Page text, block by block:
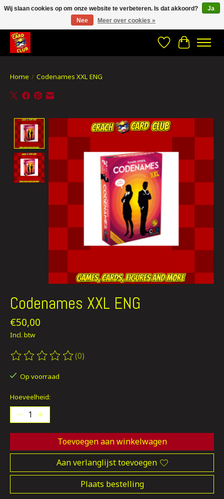
CRACH CARD CLUB , The best place to Geek out!
Verlanglijst
Home / Codenames XXL ENG
Product image slideshow Items
Codenames XXL ENG
€50,00
Incl. btw
De beoordeling van dit product is
(0)
Op voorraad
Hoeveelheid:
Toevoegen aan winkelwagen
Aan verlanglijst toevoegen
Plaats bestelling
Wij slaan cookies op om onze website te verbeteren. Is dat akkoord?
Ja
Nee
Meer over cookies »